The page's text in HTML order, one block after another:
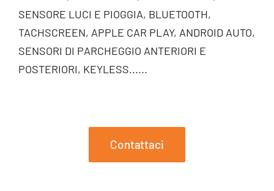
SENSORE LUCI E PIOGGIA, BLUETOOTH,
TACHSCREEN, APPLE CAR PLAY, ANDROID AUTO,
SENSORI DI PARCHEGGIO ANTERIORI E
POSTERIORI, KEYLESS......
Contattaci